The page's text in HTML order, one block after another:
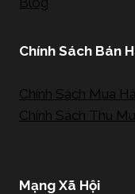
Chính Sách Bán
Chính Sách Mua
Chính Sách Thu
Mạng Xã Hội